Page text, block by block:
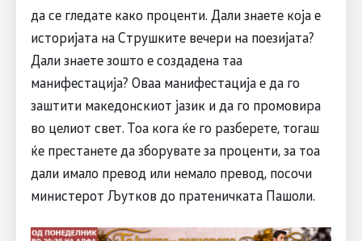
да се гледате како проценти. Дали знаете која е
историјата на Струшките вечери на поезијата?
Дали знаете зошто е создадена таа
манифестација? Оваа манифестација е да го
заштити македонскиот јазик и да го промовира
во целиот свет. Тоа кога ќе го разберете, тогаш
ќе престанете да зборувате за проценти, за тоа
дали имало превод или немало превод, посочи
министерот Љутков до пратеничката Пашоли.